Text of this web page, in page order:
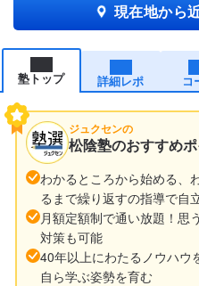
現在地から
塾トップ 詳細レポ コ
ジュクセンの
松陰塾のおすすめ
わかるところから始める、
るまで繰り返すの指導で自
月額定額制で通い放題！思
対策も可能
40年以上にわたるノウハウ
自ら学ぶ姿勢を育む